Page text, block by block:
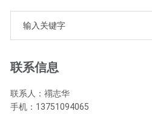
联系信息
联系人：禤志华
手机：13751094065